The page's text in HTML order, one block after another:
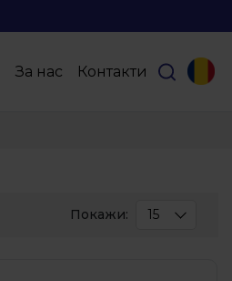
За нас Контакти
Покажи: 15